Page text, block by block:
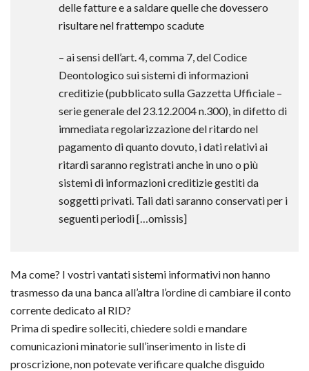
delle fatture e a saldare quelle che dovessero
risultare nel frattempo scadute
– ai sensi dell’art. 4, comma 7, del Codice
Deontologico sui sistemi di informazioni
creditizie (pubblicato sulla Gazzetta Ufficiale –
serie generale del 23.12.2004 n.300), in difetto di
immediata regolarizzazione del ritardo nel
pagamento di quanto dovuto, i dati relativi ai
ritardi saranno registrati anche in uno o più
sistemi di informazioni creditizie gestiti da
soggetti privati. Tali dati saranno conservati per i
seguenti periodi […omissis]
Ma come? I vostri vantati sistemi informativi non hanno
trasmesso da una banca all’altra l’ordine di cambiare il conto
corrente dedicato al RID?
Prima di spedire solleciti, chiedere soldi e mandare
comunicazioni minatorie sull’inserimento in liste di
proscrizione, non potevate verificare qualche disguido